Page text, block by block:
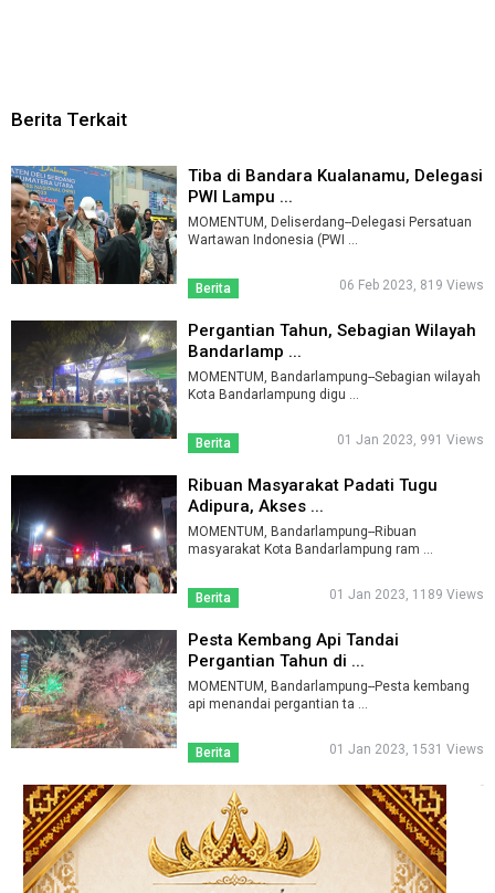
Berita Terkait
Tiba di Bandara Kualanamu, Delegasi
PWI Lampu ...
MOMENTUM, Deliserdang--Delegasi Persatuan
Wartawan Indonesia (PWI ...
Berita 06 Feb 2023, 819 Views
Pergantian Tahun, Sebagian Wilayah
Bandarlamp ...
MOMENTUM, Bandarlampung--Sebagian wilayah
Kota Bandarlampung digu ...
Berita 01 Jan 2023, 991 Views
Ribuan Masyarakat Padati Tugu
Adipura, Akses ...
MOMENTUM, Bandarlampung--Ribuan
masyarakat Kota Bandarlampung ram ...
Berita 01 Jan 2023, 1189 Views
Pesta Kembang Api Tandai
Pergantian Tahun di ...
MOMENTUM, Bandarlampung--Pesta kembang
api menandai pergantian ta ...
Berita 01 Jan 2023, 1531 Views